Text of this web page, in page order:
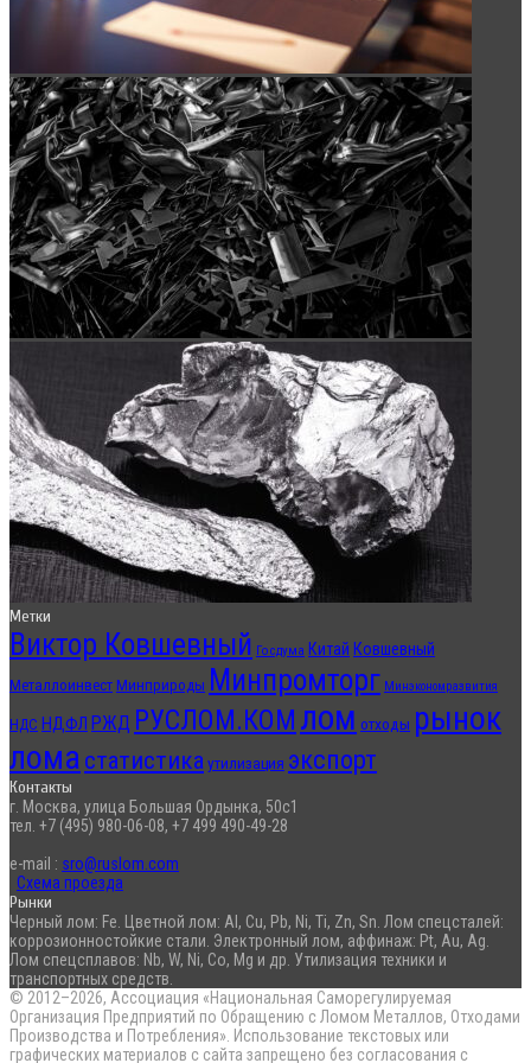
Метки
Виктор Ковшевный Госдума Китай Ковшевный
Металлоинвест Минприроды Минпромторг Минэкономразвития
НДС НДФЛ РЖД РУСЛОМ.КОМ лом отходы рынок
лома статистика утилизация экспорт
Контакты
г. Москва, улица Большая Ордынка, 50с1
тел. +7 (495) 980-06-08, +7 499 490-49-28
e-mail : sro@ruslom.com
Схема проезда
Рынки
Черный лом: Fe. Цветной лом: Al, Cu, Pb, Ni, Ti, Zn, Sn. Лом спецсталей:
коррозионностойкие стали. Электронный лом, аффинаж: Pt, Au, Ag.
Лом спецсплавов: Nb, W, Ni, Co, Mg и др. Утилизация техники и
транспортных средств.
© 2012–2026, Ассоциация «Национальная Саморегулируемая
Организация Предприятий по Обращению с Ломом Металлов, Отходами
Производства и Потребления». Использование текстовых или
графических материалов с сайта запрещено без согласования с